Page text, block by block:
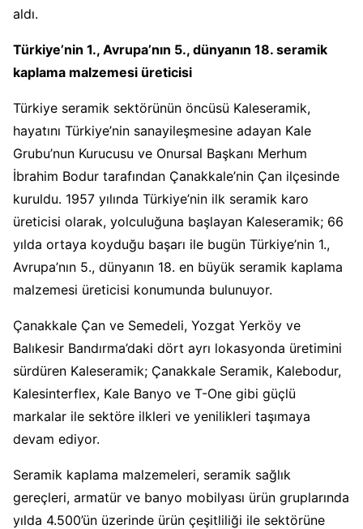
aldı.
Türkiye’nin 1., Avrupa’nın 5., dünyanın 18. seramik
kaplama malzemesi üreticisi
Türkiye seramik sektörünün öncüsü Kaleseramik,
hayatını Türkiye’nin sanayileşmesine adayan Kale
Grubu’nun Kurucusu ve Onursal Başkanı Merhum
İbrahim Bodur tarafından Çanakkale’nin Çan ilçesinde
kuruldu. 1957 yılında Türkiye’nin ilk seramik karo
üreticisi olarak, yolculuğuna başlayan Kaleseramik; 66
yılda ortaya koyduğu başarı ile bugün Türkiye’nin 1.,
Avrupa’nın 5., dünyanın 18. en büyük seramik kaplama
malzemesi üreticisi konumunda bulunuyor.
Çanakkale Çan ve Semedeli, Yozgat Yerköy ve
Balıkesir Bandırma’daki dört ayrı lokasyonda üretimini
sürdüren Kaleseramik; Çanakkale Seramik, Kalebodur,
Kalesinterflex, Kale Banyo ve T-One gibi güçlü
markalar ile sektöre ilkleri ve yenilikleri taşımaya
devam ediyor.
Seramik kaplama malzemeleri, seramik sağlık
gereçleri, armatür ve banyo mobilyası ürün gruplarında
yılda 4.500’ün üzerinde ürün çeşitliliği ile sektörüne